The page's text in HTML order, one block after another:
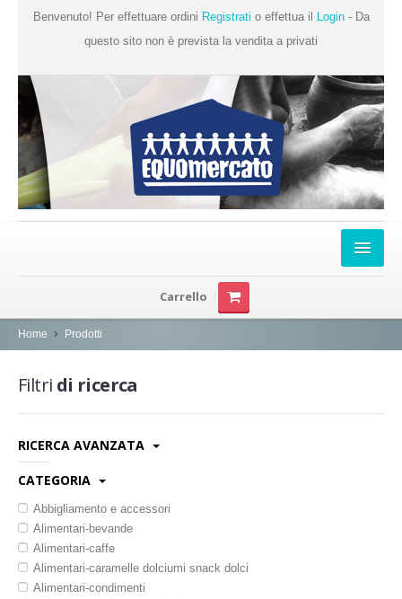
Benvenuto! Per effettuare ordini Registrati o effettua il Login- Da
questo sito non è prevista la vendita a privati
Chi Siamo
Prodotti
Produttori
Documenti
Carrello
Home Prodotti
Filtri di ricerca
RICERCA AVANZATA
Categoria:
Codice/Nome:
CATEGORIA
Abbigliamento e accessori
Alimentari-bevande
Alimentari-caffe
Alimentari-caramelle dolciumi snack dolci
Alimentari-condimenti